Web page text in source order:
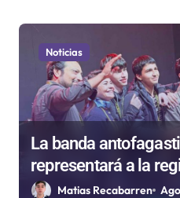
Noticias
La banda
representará a la región
Rockódromo de
Matias Recabarren